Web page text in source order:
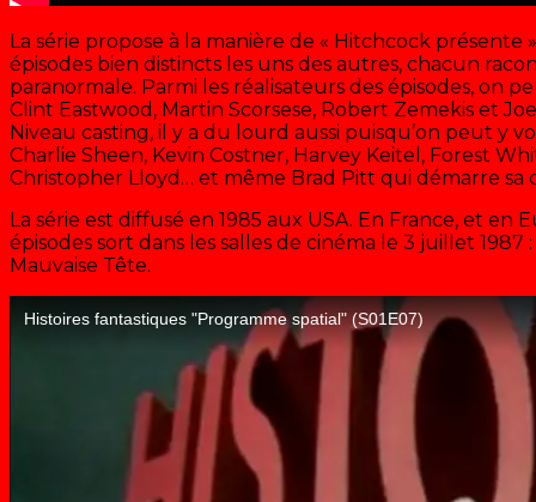
La série propose à la manière de « Hitchcock présente
épisodes bien distincts les uns des autres, chacun
paranormale. Parmi les réalisateurs des épisodes, on
Clint Eastwood, Martin Scorsese, Robert Zemekis et
Niveau casting, il y a du lourd aussi puisqu’on peut y
Charlie Sheen, Kevin Costner, Harvey Keitel, Forest
Christopher Lloyd… et même Brad Pitt qui démarre sa
La série est diffusé en 1985 aux USA. En France, et
épisodes sort dans les salles de cinéma le 3 juillet 1987
Mauvaise Tête.